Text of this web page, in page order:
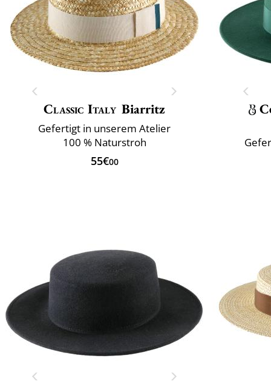
Classic Italy Biarritz
Gefertigt in unserem Atelier
100 % Naturstroh
55€00